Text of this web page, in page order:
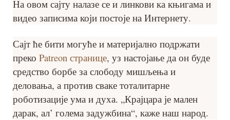
На овом сајту налазе се и линкови ка књигама и
видео записима који постоје на Интернету.
Сајт ће бити могуће и материјално подржати
преко Patreon странице, уз настојање да он буде
средство борбе за слободу мишљења и
деловања, а против сваке тоталитарне
роботизације ума и духа. „Крајцара је мален
дарак, ал’ голема задужбина“, каже наш народ.